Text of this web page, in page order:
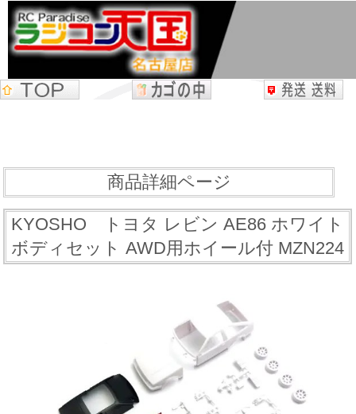
商品詳細ページ
KYOSHO トヨタ レビン AE86 ホワイト
ボディセット AWD用ホイール付 MZN224